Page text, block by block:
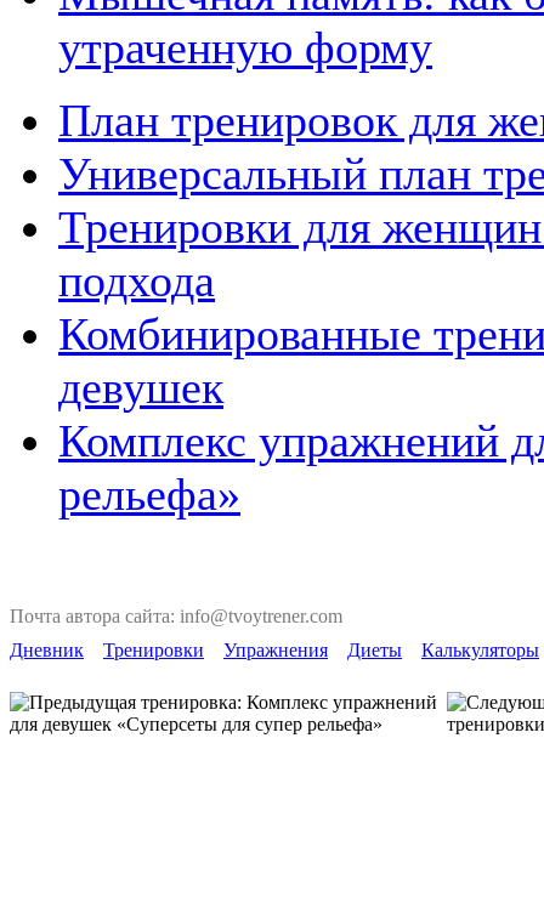
утраченную форму
План тренировок для
Универсальный план
Тренировки для
подхода
Комбинированные
девушек
Комплекс упражнений
рельефа»
Почта автора сайта: info@tvoytrener.com
Дневник
Тренировки Упражнения Диеты Калькуляторы